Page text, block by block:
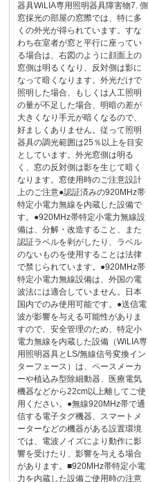
器具WiLIA専用照明器具障害物7. 側
窓採光の部屋の窓際では、特に多
くの外光が得られています。すな
わち在室者が窓と平行に座ってい
る場合は、右図のように顔面上の
窓側は明るくなり、反対側は影に
なって暗くなります。外光だけで
照明した場合、もしくは人工照明
の量が不足した場合、明暗の差が
大きくなり手元が暗くなるので、
好ましくありません。従って照明
器具の調光範囲は25％以上を目安
としています。外光窓側は明る
く、窓の反対側は影を生じて暗く
なります。窓使用時のご注意設計
上のご注意●認証済みの920MHz帯
特定小電力無線を内蔵した設備で
す。●920MHz帯特定小電力無線設
備は、分解・改造すること、また
認証ラベルを剥がしたり、ラベル
のないものを使用することは法律
で禁じられています。●920MHz帯
特定小電力無線設備は、外国の電
波法には適合していません。日本
国内でのみ使用可能です。●送信電
波が影響を与える可能性がありま
すので、安全管理のため、特定小
電力無線を内蔵した設備（WiLIA専
用照明器具とLS/無線信号変換イン
ターフェース）は、ペースメーカ
ーや植込み型除細動器、医療電気
機器などから22cm以上離してご使
用ください。●無線920MHz帯で通
信する電子タグ機器、スマートメ
ーターなどの機器がある設置環境
では、電波ノイズにより動作に影
響を受けたり、影響を与える場合
があります。■920MHz帯特定小電
力を内蔵した設備ご使用時の注意